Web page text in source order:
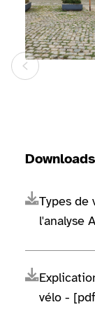
Downloads
Types de
l'analyse
vélo -